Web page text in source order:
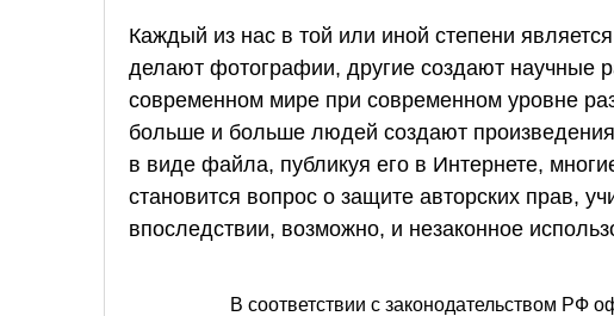
Каждый из нас в той или иной степени
делают фотографии, другие создают научные
современном мире при современном уровне
больше и больше людей создают
в виде файла, публикуя его в Интернете,
становится вопрос о защите авторских прав,
впоследствии, возможно, и незаконное
В соответствии с законодательством РФ